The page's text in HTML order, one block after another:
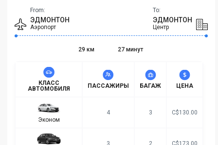
From:
ЭДМОНТОН
Аэропорт
To:
ЭДМОНТОН
Центр
29 км 27 минут
КЛАСС
АВТОМОБИЛЯ
ПАССАЖИРЫ БАГАЖ ЦЕНА
Эконом
4 3 C$130.00
3 2 C$173.00